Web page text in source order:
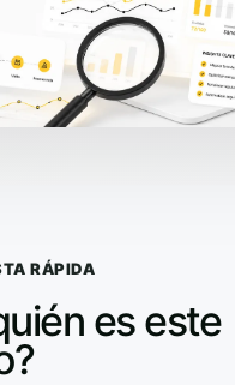
RÁPIDA
es este